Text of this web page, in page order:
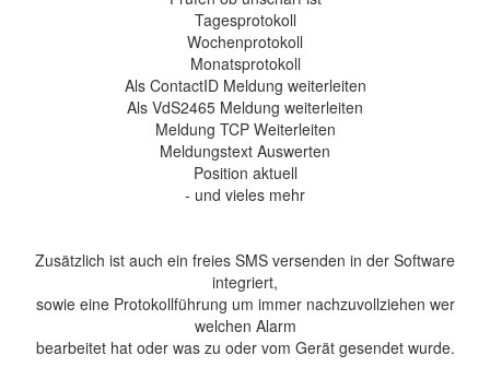
Tagesprotokoll
Wochenprotokoll
Monatsprotokoll
Als ContactID Meldung weiterleiten
Als VdS2465 Meldung weiterleiten
Meldung TCP Weiterleiten
Meldungstext Auswerten
Position aktuell
- und vieles mehr
Zusätzlich ist auch ein freies SMS versenden in der Software
integriert,
sowie eine Protokollführung um immer nachzuvollziehen wer
welchen Alarm
bearbeitet hat oder was zu oder vom Gerät gesendet wurde.